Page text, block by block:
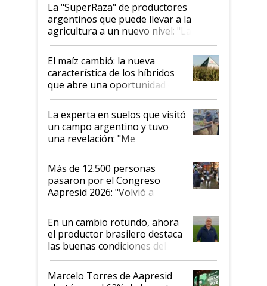
La "SuperRaza" de productores
argentinos que puede llevar a la
agricultura a un nuevo nivel: "Las
posibilidades de crecimiento son
infinitas"
El maíz cambió: la nueva
característica de los híbridos
que abre una oportunidad en
el lote
La experta en suelos que visitó
un campo argentino y tuvo
una revelación: "Me
impresionó mucho"
Más de 12.500 personas
pasaron por el Congreso
Aapresid 2026: "Volvió a
demostrar que hablar del
suelo es hablar de todo el
sistema productivo"
En un cambio rotundo, ahora
el productor brasilero destaca
las buenas condiciones del
agro argentino para invertir:
"Los veo más motivados"
Marcelo Torres de Aapresid